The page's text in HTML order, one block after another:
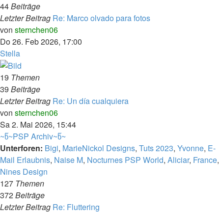
44Beiträge
Letzter Beitrag Re: Marco olvado para fotos
von sternchen06Neuester
Beitrag
Do 26. Feb 2026, 17:00
Stella
19 Themen
39 Beiträge
Letzter Beitrag Re: Un día cualquiera
von sternchen06Neuester
Beitrag
Sa 2. Mai 2026, 15:44
~წ~PSP Archiv~წ~
Unterforen: Bigi, MarieNickol Designs, Tuts 2023, Yvonne, E-
Mail Erlaubnis, Naise M, Nocturnes PSP World, Aliciar, France,
Nines Design
127 Themen
372Beiträge
Letzter Beitrag Re: Fluttering